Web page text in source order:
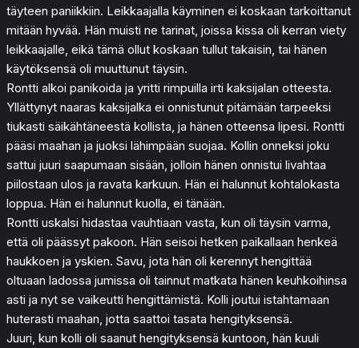
täyteen paniikkiin. Leikkaajalla käyminen ei koskaan tarkoittanut
mitään hyvää. Hän muisti ne tarinat, joissa kissa oli kerran viety
leikkaajalle, eikä tämä ollut koskaan tullut takaisin, tai hänen
käytöksensä oli muuttunut täysin.
Rontti alkoi panikoida ja yritti rimpuilla irti kaksijalan otteesta.
Yllättynyt naaras kaksijalka ei onnistunut pitämään tarpeeksi
tiukasti säikähtäneestä kollista, ja hänen otteensa lipesi. Rontti
pääsi maahan ja juoksi lähimpään suojaa. Kollin onneksi joku
sattui juuri saapumaan sisään, jolloin hänen onnistui livahtaa
piilostaan ulos ja ravata karkuun. Hän ei halunnut kohtalokasta
loppua. Hän ei halunnut kuolla, ei tänään.
Rontti uskalsi hidastaa vauhtiaan vasta, kun oli täysin varma,
että oli päässyt pakoon. Hän seisoi hetken paikallaan henkeä
haukkoen ja yskien. Savu, jota hän oli kerennyt hengittää
oltuaan ladossa jumissa oli tainnut matkata hänen keuhkoihinsa
asti ja nyt se vaikeutti hengittämistä. Kolli joutui istahtamaan
huterasti maahan, jotta saattoi tasata hengityksensä.
Juuri, kun kolli oli saanut hengityksensä kuntoon, hän kuuli